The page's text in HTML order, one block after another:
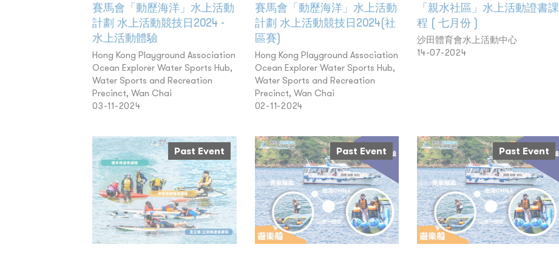
賽馬會「動歷海洋」水上活動
計劃 水上活動競技日2024 -
水上活動體驗
Hong Kong Playground Association
Ocean Explorer Water Sports Hub,
Water Sports and Recreation
Precinct, Wan Chai
03-11-2024
賽馬會「動歷海洋」水上活動
計劃 水上活動競技日2024(社
區賽)
Hong Kong Playground Association
Ocean Explorer Water Sports Hub,
Water Sports and Recreation
Precinct, Wan Chai
02-11-2024
「親水社區」水上活動證書課
程 ( 七月份 )
沙田體育會水上活動中心
14-07-2024
Past Event Past Event Past Event